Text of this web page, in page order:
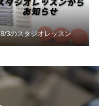
8/3のスタジオレッスン